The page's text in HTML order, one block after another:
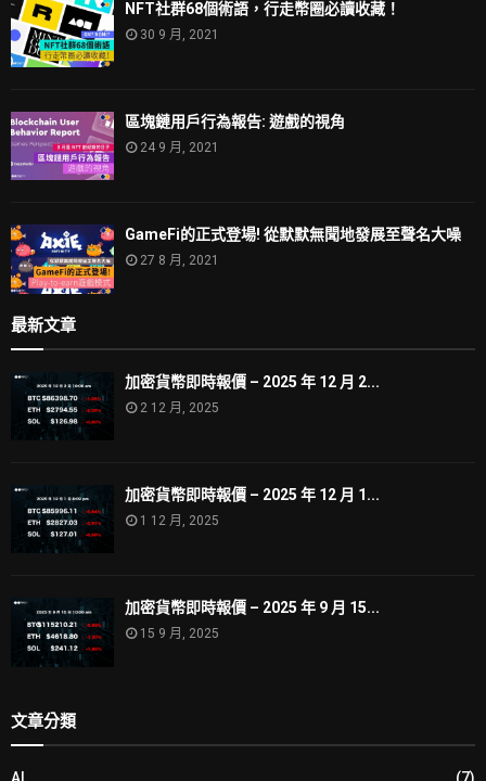
NFT社群68個術語，行走幣圈必讀收藏！
30 9 月, 2021
區塊鏈用戶行為報告: 遊戲的視角
24 9 月, 2021
GameFi的正式登場! 從默默無聞地發展至聲名大噪
27 8 月, 2021
最新文章
加密貨幣即時報價 – 2025 年 12 月 2...
2 12 月, 2025
加密貨幣即時報價 – 2025 年 12 月 1...
1 12 月, 2025
加密貨幣即時報價 – 2025 年 9 月 15...
15 9 月, 2025
文章分類
AI
(7)